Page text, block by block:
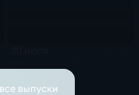
выпуски